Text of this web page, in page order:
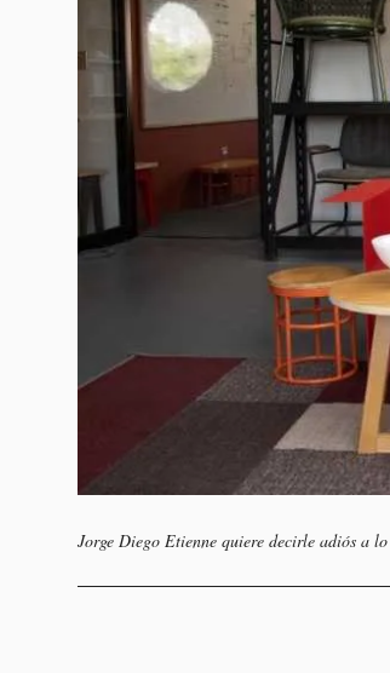
Jorge Diego Etienne quiere decirle adiós a